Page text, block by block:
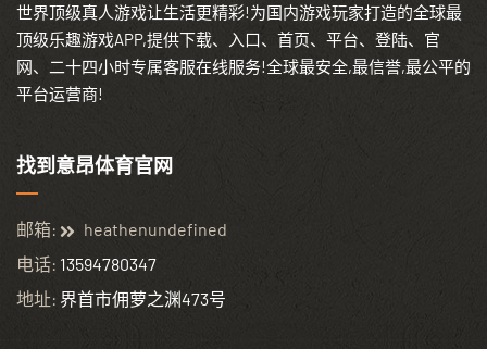
世界顶级真人游戏让生活更精彩!为国内游戏玩家打造的全球最
顶级乐趣游戏APP,提供下载、入口、首页、平台、登陆、官
网、二十四小时专属客服在线服务!全球最安全,最信誉,最公平的
平台运营商!
找到意昂体育官网
邮箱:
heathenundefined
电话: 13594780347
地址: 界首市佣萝之渊473号